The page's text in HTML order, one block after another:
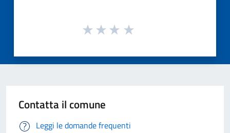
Contatta il comune
Leggi le domande frequenti